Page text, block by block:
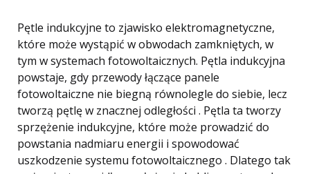
Pętle indukcyjne to zjawisko elektromagnetyczne,
które może wystąpić w obwodach zamkniętych, w
tym w systemach fotowoltaicznych. Pętla indukcyjna
powstaje, gdy przewody łączące panele
fotowoltaiczne nie biegną równolegle do siebie, lecz
tworzą pętlę w znacznej odległości . Pętla ta tworzy
sprzężenie indukcyjne, które może prowadzić do
powstania nadmiaru energii i spowodować
uszkodzenie systemu fotowoltaicznego . Dlatego tak